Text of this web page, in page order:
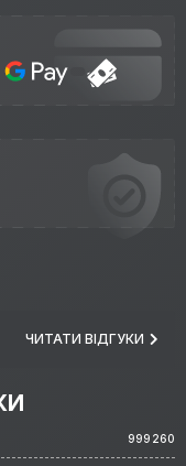
ЧИТАТИ ВІДГУКИ
999260